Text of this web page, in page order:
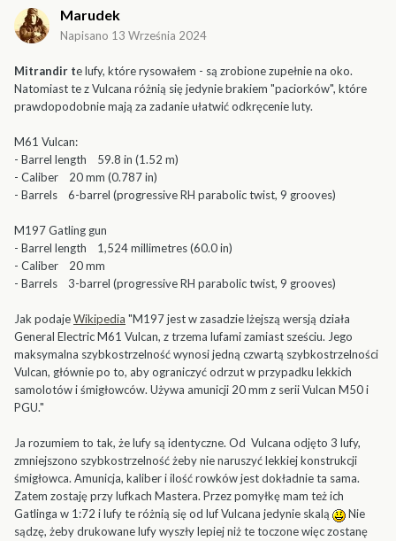
Marudek
Napisano 13 Września 2024
Mitrandir te lufy, które rysowałem - są zrobione zupełnie na oko.
Natomiast te z Vulcana różnią się jedynie brakiem "paciorków", które
prawdopodobnie mają za zadanie ułatwić odkręcenie luty.
M61 Vulcan:
- Barrel length 59.8 in (1.52 m)
- Caliber 20 mm (0.787 in)
- Barrels 6-barrel (progressive RH parabolic twist, 9 grooves)
M197 Gatling gun
- Barrel length 1,524 millimetres (60.0 in)
- Caliber 20 mm
- Barrels 3-barrel (progressive RH parabolic twist, 9 grooves)
Jak podajeWikipedia "M197 jest w zasadzie lżejszą wersją działa
General Electric M61 Vulcan, z trzema lufami zamiast sześciu. Jego
maksymalna szybkostrzelność wynosi jedną czwartą szybkostrzelności
Vulcan, głównie po to, aby ograniczyć odrzut w przypadku lekkich
samolotów i śmigłowców. Używa amunicji 20 mm z serii Vulcan M50 i
PGU."
Ja rozumiem to tak, że lufy są identyczne. Od Vulcana odjęto 3 lufy,
zmniejszono szybkostrzelność żeby nie naruszyć lekkiej konstrukcji
śmigłowca. Amunicja, kaliber i ilość rowków jest dokładnie ta sama.
Zatem zostaję przy lufkach Mastera. Przez pomyłkę mam też ich
Gatlinga w 1:72 i lufy te różnią się od luf Vulcana jedynie skalą
Nie
sądzę, żeby drukowane lufy wyszły lepiej niż te toczone więc zostanę